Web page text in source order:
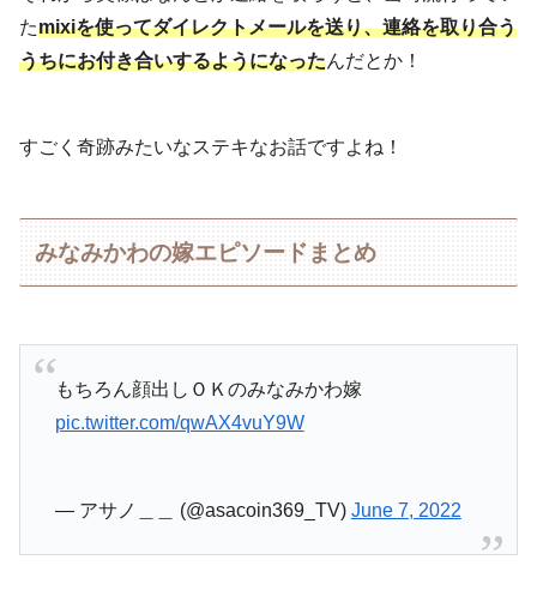
たmixiを使ってダイレクトメールを送り、連絡を取り合う
うちにお付き合いするようになったんだとか！
すごく奇跡みたいなステキなお話ですよね！
みなみかわの嫁エピソードまとめ
もちろん顔出しＯＫのみなみかわ嫁
pic.twitter.com/qwAX4vuY9W
— アサノ＿＿ (@asacoin369_TV) June 7, 2022